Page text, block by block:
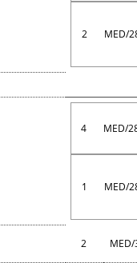
2 MED/
4 MED/
1 MED/
2